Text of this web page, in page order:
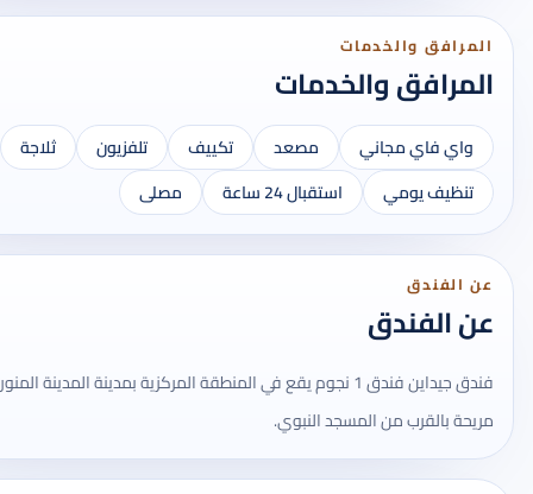
المرافق والخدمات
المرافق والخدمات
واي فاي مجاني مصعد تكييف تلفزيون
ثلاجة
تنظيف يومي
استقبال 24 ساعة مصلى
عن الفندق
عن الفندق
فندق جيداين فندق 1 نجوم يقع في المنطقة المركزية بمدينة المدينة
مريحة بالقرب من المسجد النبوي.